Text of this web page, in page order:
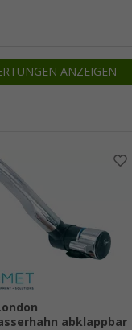
ANZEIGEN
abklappbar